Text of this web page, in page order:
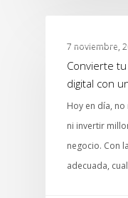
7 noviembre,
Convierte
digital con
Hoy en día,
ni invertir
negocio. Con
adecuada,